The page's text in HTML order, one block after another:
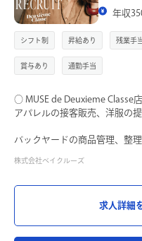
年収
シフト制 昇給あり 残業手
賞与あり 通勤手当
○ MUSE de Deuxieme Classe
アパレルの接客販売、洋服の
バックヤードの商品管理、整理
店舗環境に応じた役割担当を
株式会社ベイクルーズ
求人詳細